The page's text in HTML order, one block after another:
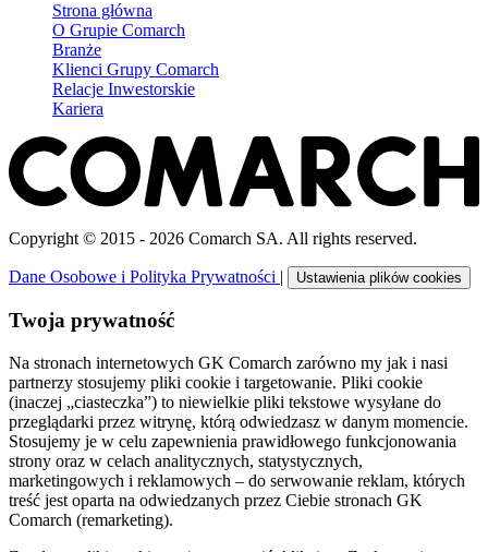
Strona główna
O Grupie Comarch
Branże
Klienci Grupy Comarch
Relacje Inwestorskie
Kariera
Copyright © 2015 - 2026 Comarch SA. All rights reserved.
Dane Osobowe i Polityka Prywatności | Ustawienia plików cookies
Twoja prywatność
Na stronach internetowych GK Comarch zarówno my jak i nasi
partnerzy stosujemy pliki cookie i targetowanie. Pliki cookie
(inaczej „ciasteczka”) to niewielkie pliki tekstowe wysyłane do
przeglądarki przez witrynę, którą odwiedzasz w danym momencie.
Stosujemy je w celu zapewnienia prawidłowego funkcjonowania
strony oraz w celach analitycznych, statystycznych,
marketingowych i reklamowych – do serwowanie reklam, których
treść jest oparta na odwiedzanych przez Ciebie stronach GK
Comarch (remarketing).